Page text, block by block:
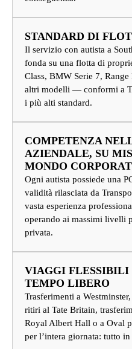
STANDARD DI
Il servizio con autista a
fonda su una flotta di
Class, BMW Serie 7,
altri modelli — conformi a
i più alti standard.
COMPETENZA
AZIENDALE, SU
MONDO
Ogni autista possiede una
validità rilasciata da
vasta esperienza
operando ai massimi livelli
privata.
VIAGGI FLESSIBILI
TEMPO LIBERO
Trasferimenti a
ritiri al Tate Britain,
Royal Albert Hall o a Oval
per l’intera giornata: tutto